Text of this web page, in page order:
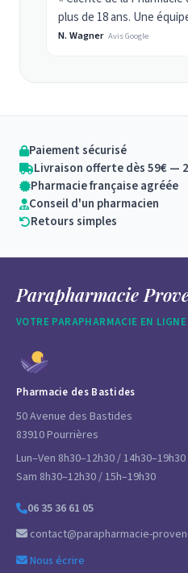
plus de 18 ans. Une
N. Wagner Avis Google
Paiement sécurisé
Livraison offerte dès 59€ —
Pharmacie française agréée
Conseil d'un pharmacien
Retours simples
Parapharmacie
VOTRE PARAPHARMACIE EN LIGNE
Pharmacie des Bastides
50 Avenue des Bastides
83910 Pourrières
Lun–Ven 8h30–12h30 / 14h30–19h30
Sam 8h30–12h30 / 15h–19h30
06 35 36 61 05
contact@parapharmacie-
Nous écrire